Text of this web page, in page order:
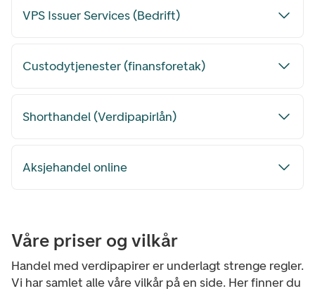
VPS Issuer Services (Bedrift)
Custodytjenester (finansforetak)
Shorthandel (Verdipapirlån)
Aksjehandel online
Våre priser og vilkår
Handel med verdipapirer er underlagt strenge regler.
Vi har samlet alle våre vilkår på en side. Her finner du